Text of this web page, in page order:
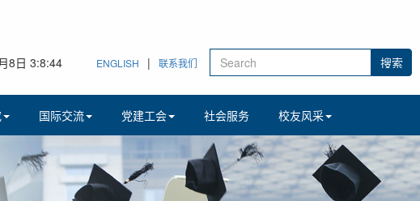
8日 3:8:45 ENGLISH | 联系我们
国际交流 党建工会 社会服务 校友风采